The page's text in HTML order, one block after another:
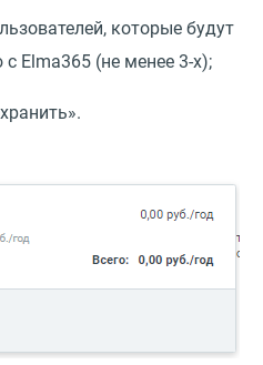
которые будут
с Elma365 (не менее 3-х);